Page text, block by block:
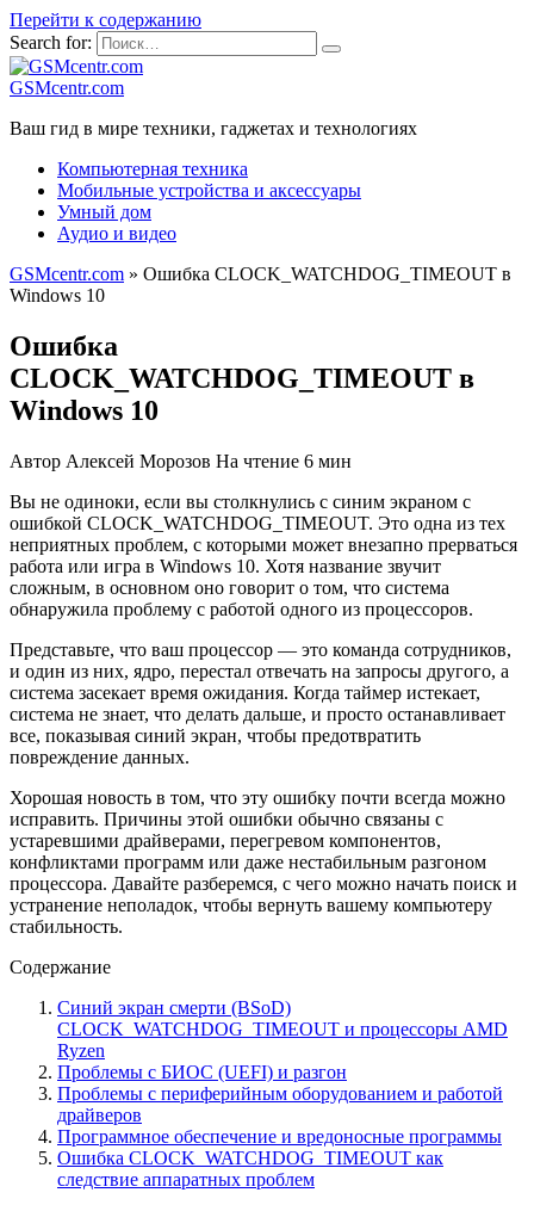
Перейти к содержанию
Search for:
GSMcentr.com
Ваш гид в мире техники, гаджетах и технологиях
Компьютерная техника
Мобильные устройства и аксессуары
Умный дом
Аудио и видео
GSMcentr.com » Ошибка CLOCK_WATCHDOG_TIMEOUT в
Windows 10
Ошибка
CLOCK_WATCHDOG_TIMEOUT в
Windows 10
Автор Алексей Морозов На чтение 6 мин
Вы не одиноки, если вы столкнулись с синим экраном с
ошибкой CLOCK_WATCHDOG_TIMEOUT. Это одна из тех
неприятных проблем, с которыми может внезапно прерваться
работа или игра в Windows 10. Хотя название звучит
сложным, в основном оно говорит о том, что система
обнаружила проблему с работой одного из процессоров.
Представьте, что ваш процессор — это команда сотрудников,
и один из них, ядро, перестал отвечать на запросы другого, а
система засекает время ожидания. Когда таймер истекает,
система не знает, что делать дальше, и просто останавливает
все, показывая синий экран, чтобы предотвратить
повреждение данных.
Хорошая новость в том, что эту ошибку почти всегда можно
исправить. Причины этой ошибки обычно связаны с
устаревшими драйверами, перегревом компонентов,
конфликтами программ или даже нестабильным разгоном
процессора. Давайте разберемся, с чего можно начать поиск и
устранение неполадок, чтобы вернуть вашему компьютеру
стабильность.
Содержание
Синий экран смерти (BSoD)
CLOCK_WATCHDOG_TIMEOUT и процессоры AMD
Ryzen
Проблемы с БИОС (UEFI) и разгон
Проблемы с периферийным оборудованием и работой
драйверов
Программное обеспечение и вредоносные программы
Ошибка CLOCK_WATCHDOG_TIMEOUT как
следствие аппаратных проблем